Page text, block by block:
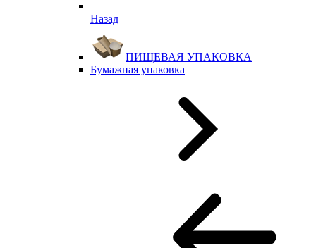
Назад
ПИЩЕВАЯ УПАКОВКА
Бумажная упаковка